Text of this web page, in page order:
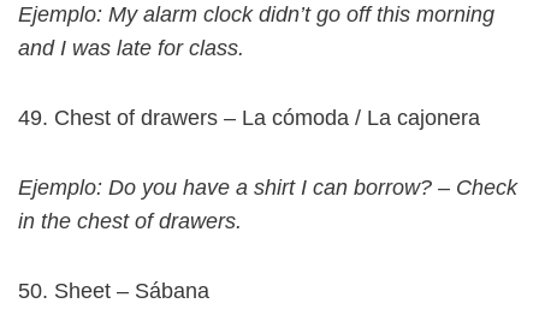
Ejemplo: My alarm clock didn’t go off this morning
and I was late for class.
49. Chest of drawers – La cómoda / La cajonera
Ejemplo: Do you have a shirt I can borrow? – Check
in the chest of drawers.
50. Sheet – Sábana